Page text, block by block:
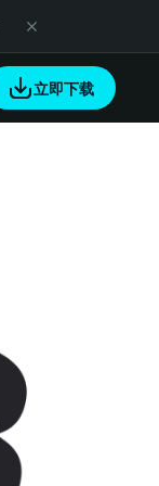
立即下载